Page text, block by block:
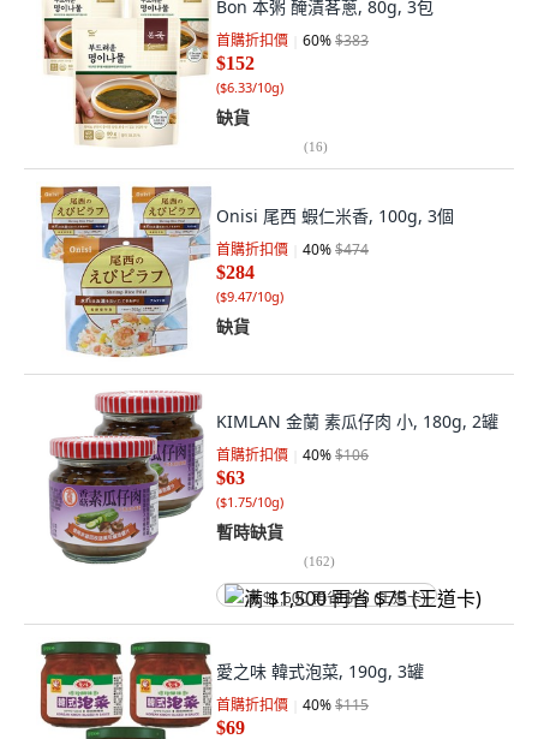
Bon 本粥 醃漬茖蔥, 80g, 3包
首購折扣價 60%$383
$152
($6.33/10g)
缺貨
(16)
Onisi 尾西 蝦仁米香, 100g, 3個
首購折扣價 40%$474
$284
($9.47/10g)
缺貨
KIMLAN 金蘭 素瓜仔肉 小, 180g, 2罐
首購折扣價 40%$106
$63
($1.75/10g)
暫時缺貨
(162)
满 $1,500 再省 $75 (王道卡)
愛之味 韓式泡菜, 190g, 3罐
首購折扣價 40%$115
$69